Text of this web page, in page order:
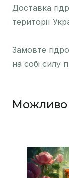
Доставка
території
Замовте
на собі силу
Можливо